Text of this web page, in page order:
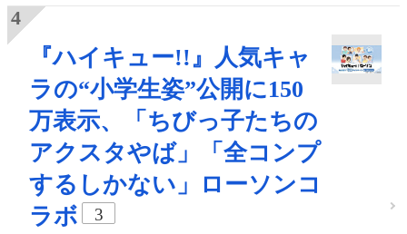
『ハイキュー!!』人気キャ
ラの“小学生姿”公開に150
万表示、「ちびっ子たちの
アクスタやば」「全コンプ
するしかない」ローソンコ
ラボ
3